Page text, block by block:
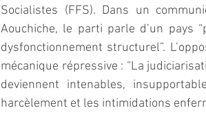
Socialistes (FFS). Dans un
Aouchiche, le parti parle d’un pays
dysfonctionnement structurel”.
mécanique répressive : “La
deviennent intenables,
harcèlement et les intimidations